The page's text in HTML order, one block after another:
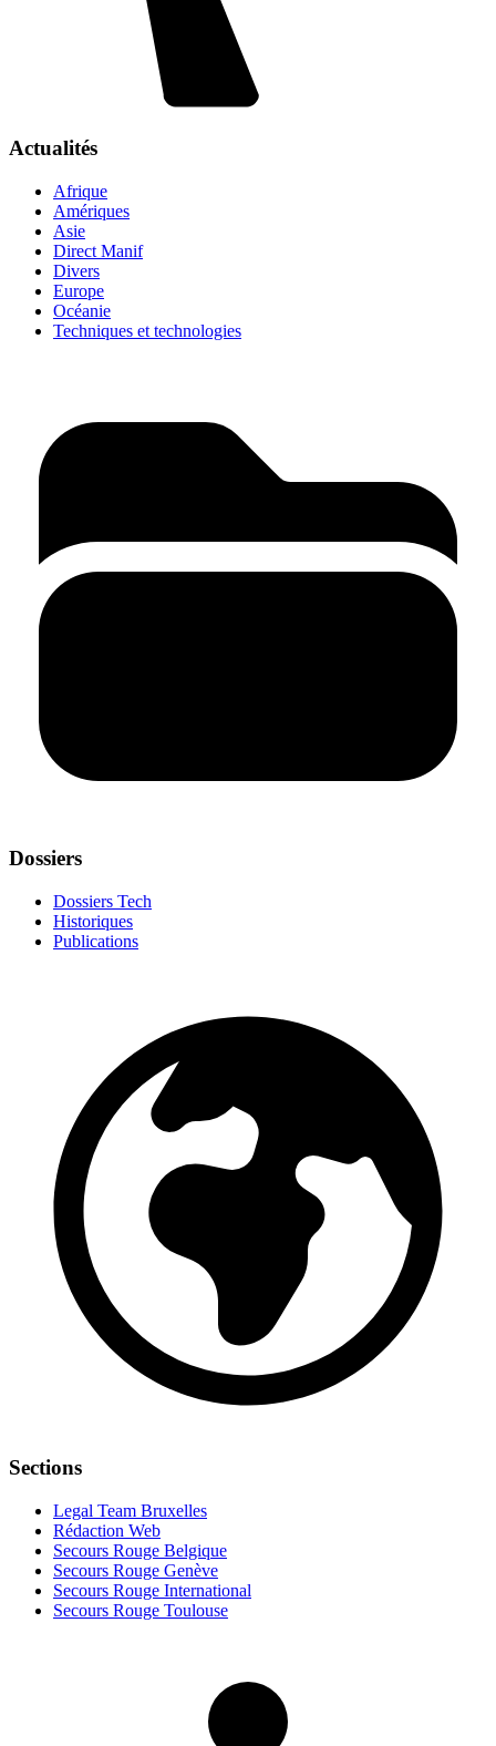
Actualités
Afrique
Amériques
Asie
Direct Manif
Divers
Europe
Océanie
Techniques et technologies
Dossiers
Dossiers Tech
Historiques
Publications
Sections
Legal Team Bruxelles
Rédaction Web
Secours Rouge Belgique
Secours Rouge Genève
Secours Rouge International
Secours Rouge Toulouse